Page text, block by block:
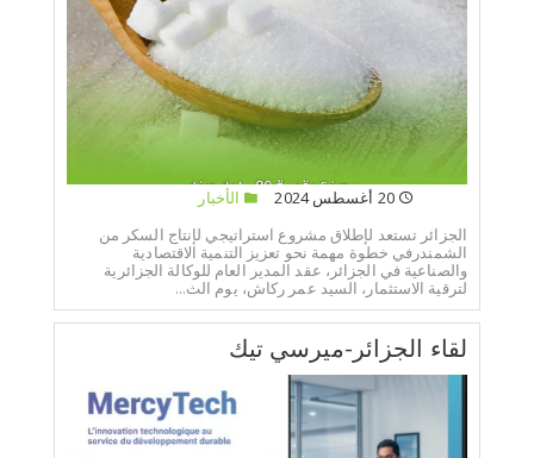
20 أغسطس 2024
الأخبار
الجزائر تستعد لإطلاق مشروع استراتيجي لإنتاج السكر من
الشمندرفي خطوة مهمة نحو تعزيز التنمية الاقتصادية
والصناعية في الجزائر، عقد المدير العام للوكالة الجزائرية
لترقية الاستثمار، السيد عمر ركاش، يوم الث...
لقاء الجزائر-ميرسي تيك